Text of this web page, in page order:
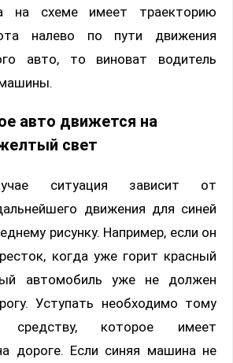
на схеме имеет траекторию
налево по пути движения
авто, то виноват водитель
авто движется на
свет
ситуация зависит от
движения для синей
рисунку. Например, если он
когда уже горит красный
автомобиль уже не должен
Уступать необходимо тому
средству, которое имеет
дороге. Если синяя машина не